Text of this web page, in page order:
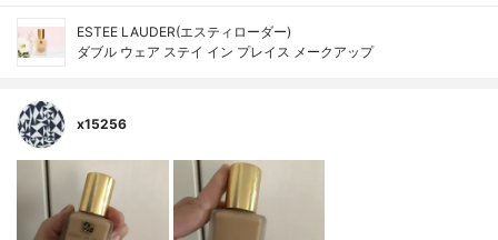
ESTEE LAUDER(エスティローダー)
ダブル ウェア ステイ イン プレイス メークアップ
x15256